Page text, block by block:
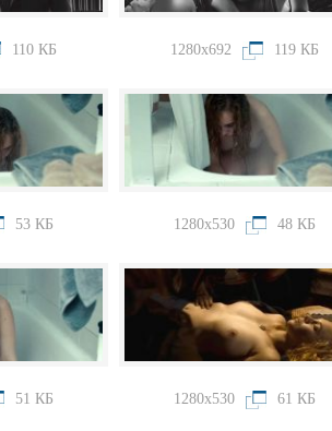
110 КБ 1280x692 119 КБ
53 КБ 1280x530 48 КБ
51 КБ 1280x530 61 КБ